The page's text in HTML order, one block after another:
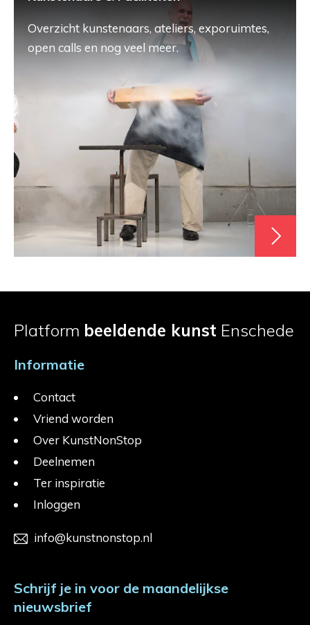
Overzicht kunstenaars, ateliers, exporuimtes,
open calls en nog veel meer.
Platform beeldende kunst Enschede
Informatie
Contact
Vriend worden
Over KunstNonStop
Deelnemen
Ter inspiratie
Inloggen
info@kunstnonstop.nl
Schrijf je in voor de maandelijkse
nieuwsbrief